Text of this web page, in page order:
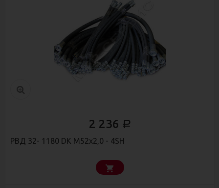
2 236 Р
РВД 32- 1180 DK М52х2,0 - 4SH